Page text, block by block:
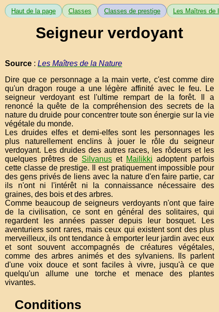
Haut de la page Classes Classes de prestige Les Maîtres de
Seigneur verdoyant
Source : Les Maîtres de la Nature
Dire que ce personnage a la main verte, c'est comme dire
qu'un dragon rouge a une légère affinité avec le feu. Le
seigneur verdoyant est l'ultime rempart de la forêt. Il a
renoncé la quête de la compréhension des secrets de la
nature du druide pour concentrer toute son énergie sur la vie
végétale du monde.
Les druides elfes et demi-elfes sont les personnages les
plus naturellement enclins à jouer le rôle du seigneur
verdoyant. Les druides des autres races, les rôdeurs et les
quelques prêtres de Silvanus et Mailikki adoptent parfois
cette classe de prestige. Il est pratiquement impossible pour
des gens privés de liens avec la nature d'en faire partie, car
ils n'ont ni l'intérêt ni la connaissance nécessaire des
graines, des bois et des arbres.
Comme beaucoup de seigneurs verdoyants n'ont que faire
de la civilisation, ce sont en général des solitaires, qui
regardent les années passer depuis leur bosquet. Les
aventuriers sont rares, mais ceux qui existent sont des plus
merveilleux, ils ont tendance à emporter leur jardin avec eux
et sont souvent accompagnés de créatures végétales,
comme des arbres animés et des sylvaniens. Ils parlent
d'une voix douce et sont faciles à vivre, jusqu'à ce que
quelqu'un allume une torche et menace des plantes
vivantes.
Conditions